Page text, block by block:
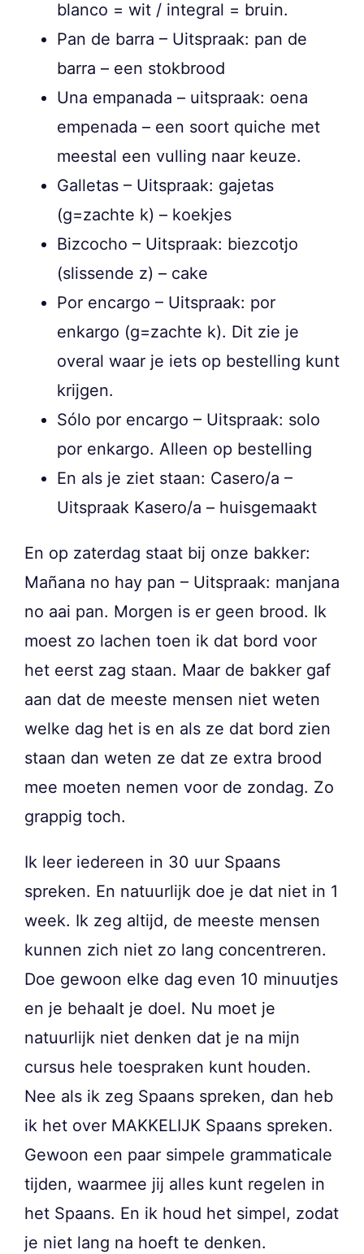
blanco = wit / integral = bruin.
Pan de barra – Uitspraak: pan de
barra – een stokbrood
Una empanada – uitspraak: oena
empenada – een soort quiche met
meestal een vulling naar keuze.
Galletas – Uitspraak: gajetas
(g=zachte k) – koekjes
Bizcocho – Uitspraak: biezcotjo
(slissende z) – cake
Por encargo – Uitspraak: por
enkargo (g=zachte k). Dit zie je
overal waar je iets op bestelling kunt
krijgen.
Sólo por encargo – Uitspraak: solo
por enkargo. Alleen op bestelling
En als je ziet staan: Casero/a –
Uitspraak Kasero/a – huisgemaakt
En op zaterdag staat bij onze bakker:
Mañana no hay pan – Uitspraak: manjana
no aai pan. Morgen is er geen brood. Ik
moest zo lachen toen ik dat bord voor
het eerst zag staan. Maar de bakker gaf
aan dat de meeste mensen niet weten
welke dag het is en als ze dat bord zien
staan dan weten ze dat ze extra brood
mee moeten nemen voor de zondag. Zo
grappig toch.
Ik leer iedereen in 30 uur Spaans
spreken. En natuurlijk doe je dat niet in 1
week. Ik zeg altijd, de meeste mensen
kunnen zich niet zo lang concentreren.
Doe gewoon elke dag even 10 minuutjes
en je behaalt je doel. Nu moet je
natuurlijk niet denken dat je na mijn
cursus hele toespraken kunt houden.
Nee als ik zeg Spaans spreken, dan heb
ik het over MAKKELIJK Spaans spreken.
Gewoon een paar simpele grammaticale
tijden, waarmee jij alles kunt regelen in
het Spaans. En ik houd het simpel, zodat
je niet lang na hoeft te denken.